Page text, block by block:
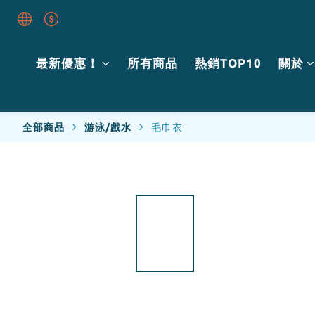
最新優惠！ 所有商品 熱銷TOP10 關於
全部商品 游泳/戲水 毛巾衣